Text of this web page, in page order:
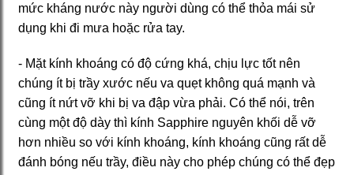
mức kháng nước này người dùng có thể thỏa mái sử
dụng khi đi mưa hoặc rửa tay.
- Mặt kính khoáng có độ cứng khá, chịu lực tốt nên
chúng ít bị trầy xước nếu va quẹt không quá mạnh và
cũng ít nứt vỡ khi bị va đập vừa phải. Có thể nói, trên
cùng một độ dày thì kính Sapphire nguyên khối dễ vỡ
hơn nhiều so với kính khoáng, kính khoáng cũng rất dễ
đánh bóng nếu trầy, điều này cho phép chúng có thể đẹp